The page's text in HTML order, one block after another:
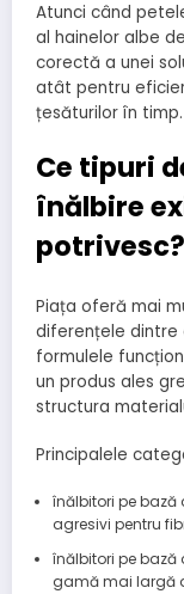
Atunci când
al hainelor albe
corectă a unei
atât pentru
țesăturilor în timp.
Ce tipuri
înălbire
potrivesc?
Piața oferă mai
diferențele dintre
formulele
un produs ales
structura
Principalele
înălbitori pe bază
agresivi pentru
înălbitori pe bază
gamă mai largă